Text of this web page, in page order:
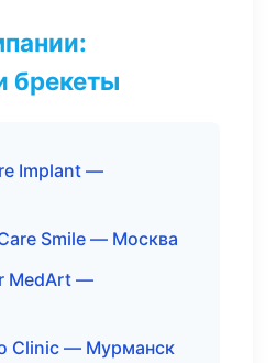
брекеты
Implant —
Smile — Москва
MedArt —
Clinic — Мурманск